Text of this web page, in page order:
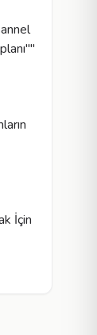
İçin